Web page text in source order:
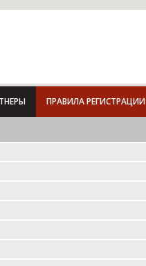
ПРАВИЛА РЕГИСТРАЦИИ